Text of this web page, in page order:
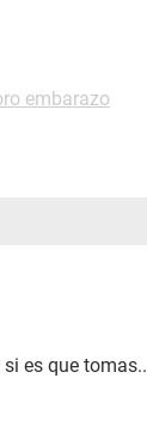
embarazo
es que tomas..